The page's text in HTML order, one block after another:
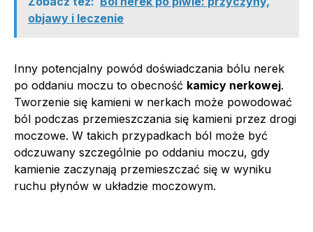
objawy i leczenie
Inny potencjalny powód doświadczania bólu nerek
po oddaniu moczu to obecność kamicy nerkowej.
Tworzenie się kamieni w nerkach może powodować
ból podczas przemieszczania się kamieni przez drogi
moczowe. W takich przypadkach ból może być
odczuwany szczególnie po oddaniu moczu, gdy
kamienie zaczynają przemieszczać się w wyniku
ruchu płynów w układzie moczowym.